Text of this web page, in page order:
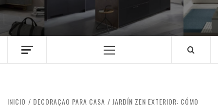
Menú
INICIO DECORAÇÃO PARA CASA
JARDÍN ZEN EXTERIOR: CÓMO